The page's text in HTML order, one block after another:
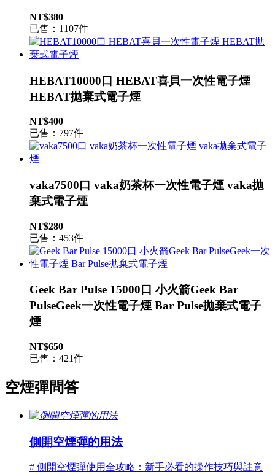
NT$380
已售：1107件
HEBAT10000口 HEBAT喜貝一次性電子煙
HEBAT拋棄式電子煙
NT$400
已售：797件
vaka7500口 vaka奶茶杯一次性電子煙 vaka拋
棄式電子煙
NT$280
已售：453件
Geek Bar Pulse 15000口 小火箭Geek Bar
PulseGeek一次性電子煙 Bar Pulse拋棄式電子
煙
NT$650
已售：421件
空煙彈問答
側開空煙彈的用法
# 側開空煙彈使用全攻略：新手必看的操作技巧與註意